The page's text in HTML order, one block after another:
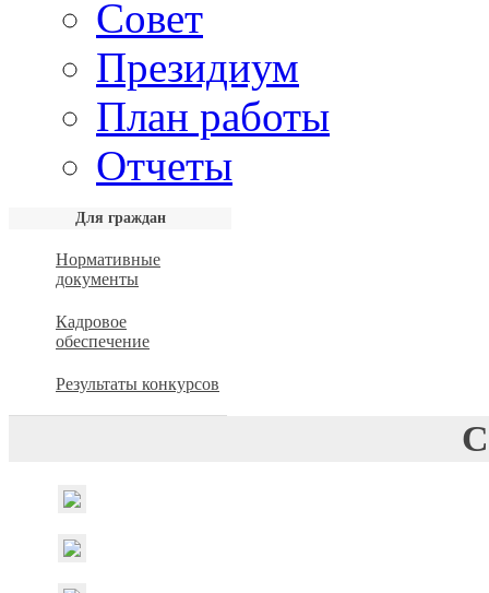
Совет
Президиум
План работы
Отчеты
Для граждан
Нормативные
документы
Кадровое
обеспечение
Результаты конкурсов